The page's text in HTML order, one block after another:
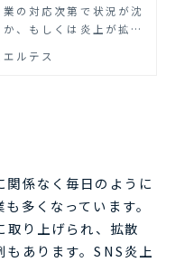
ス
の対応次第で状況が沈
、もしくは炎上が拡大
をもとに、SNS炎上か
ルテス
係なく毎日のように
多くなっています。
取り上げられ、拡散
もあります。SNS炎上